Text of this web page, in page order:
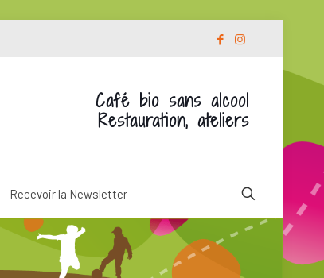
Recevoir la Newsletter
Café bio sans alcool
Restauration, ateliers